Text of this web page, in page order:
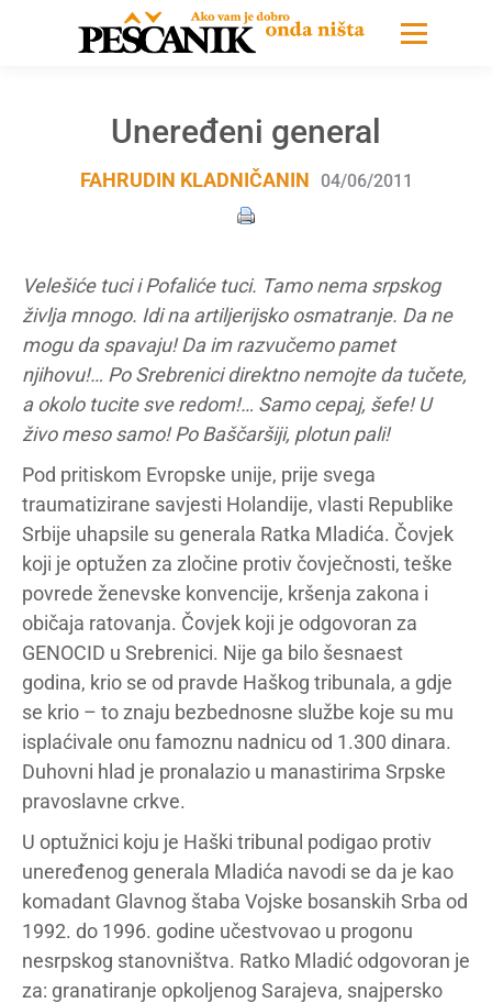
Uneređeni general
FAHRUDIN KLADNIČANIN 04/06/2011
Velešiće tuci i Pofaliće tuci. Tamo nema srpskog
življa mnogo. Idi na artiljerijsko osmatranje. Da ne
mogu da spavaju! Da im razvučemo pamet
njihovu!… Po Srebrenici direktno nemojte da tučete,
a okolo tucite sve redom!… Samo cepaj, šefe! U
živo meso samo! Po Baščaršiji, plotun pali!
Pod pritiskom Evropske unije, prije svega
traumatizirane savjesti Holandije, vlasti Republike
Srbije uhapsile su generala Ratka Mladića. Čovjek
koji je optužen za zločine protiv čovječnosti, teške
povrede ženevske konvencije, kršenja zakona i
običaja ratovanja. Čovjek koji je odgovoran za
GENOCID u Srebrenici. Nije ga bilo šesnaest
godina, krio se od pravde Haškog tribunala, a gdje
se krio – to znaju bezbednosne službe koje su mu
isplaćivale onu famoznu nadnicu od 1.300 dinara.
Duhovni hlad je pronalazio u manastirima Srpske
pravoslavne crkve.
U optužnici koju je Haški tribunal podigao protiv
uneređenog generala Mladića navodi se da je kao
komadant Glavnog štaba Vojske bosanskih Srba od
1992. do 1996. godine učestvovao u progonu
nesrpskog stanovništva. Ratko Mladić odgovoran je
za: granatiranje opkoljenog Sarajeva, snajpersko